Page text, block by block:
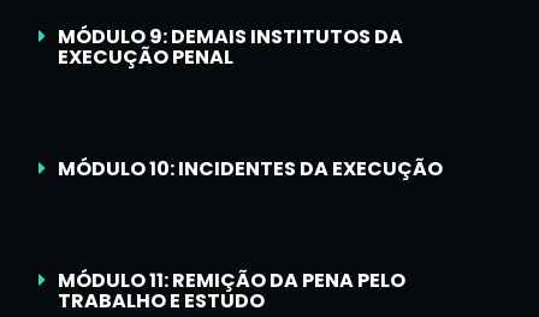
MÓDULO 9: DEMAIS INSTITUTOS DA
EXECUÇÃO PENAL
MÓDULO 10: INCIDENTES DA EXECUÇÃO
MÓDULO 11: REMIÇÃO DA PENA PELO
TRABALHO E ESTUDO